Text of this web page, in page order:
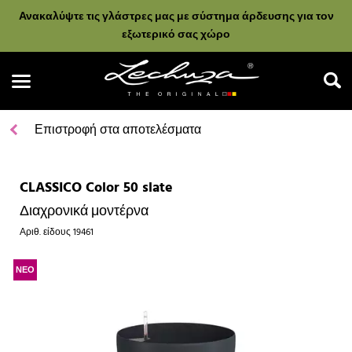
Ανακαλύψτε τις γλάστρες μας με σύστημα άρδευσης για τον
εξωτερικό σας χώρο
Αναζήτηση
Επιστροφή στα αποτελέσματα
CLASSICO Color 50 slate
Διαχρονικά μοντέρνα
Αριθ. είδους19461
ΝΕΟ